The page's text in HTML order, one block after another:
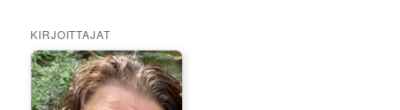
KIRJOITTAJAT